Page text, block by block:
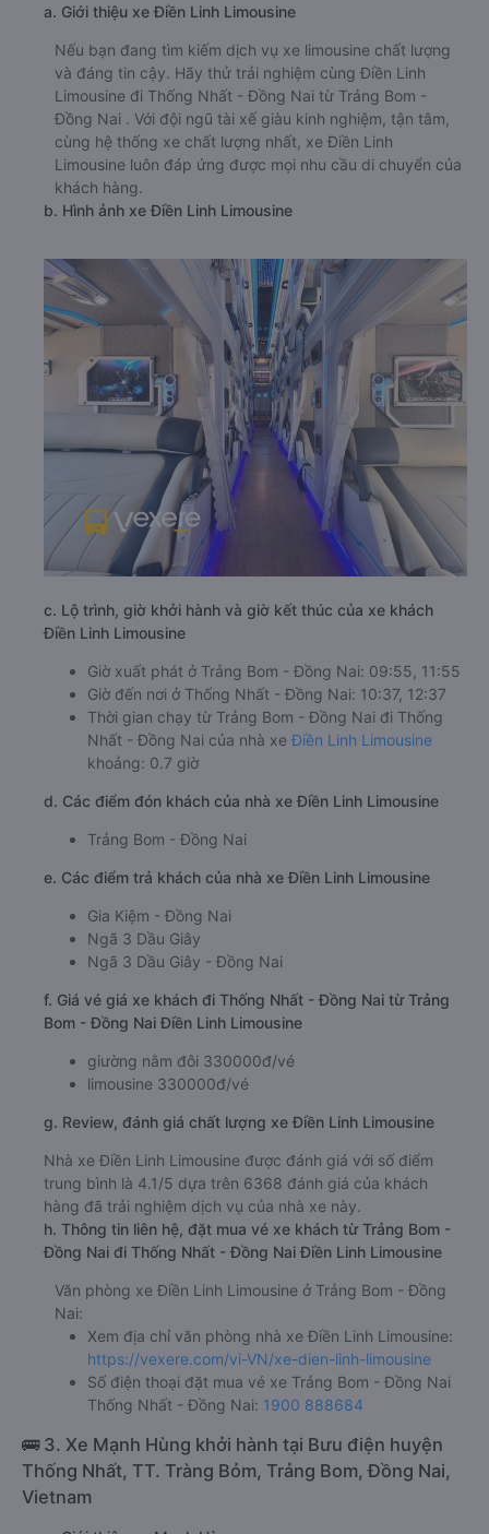
a. Giới thiệu xe Điền Linh Limousine
Nếu bạn đang tìm kiếm dịch vụ xe limousine chất lượng
và đáng tin cậy. Hãy thử trải nghiệm cùng Điền Linh
Limousine đi Thống Nhất - Đồng Nai từ Trảng Bom -
Đồng Nai . Với đội ngũ tài xế giàu kinh nghiệm, tận tâm,
cùng hệ thống xe chất lượng nhất, xe Điền Linh
Limousine luôn đáp ứng được mọi nhu cầu di chuyển của
khách hàng.
b. Hình ảnh xe Điền Linh Limousine
c. Lộ trình, giờ khởi hành và giờ kết thúc của xe khách
Điền Linh Limousine
Giờ xuất phát ở Trảng Bom - Đồng Nai: 09:55, 11:55
Giờ đến nơi ở Thống Nhất - Đồng Nai: 10:37, 12:37
Thời gian chạy từ Trảng Bom - Đồng Nai đi Thống
Nhất - Đồng Nai của nhà xe Điền Linh Limousine
khoảng: 0.7 giờ
d. Các điểm đón khách của nhà xe Điền Linh Limousine
Trảng Bom - Đồng Nai
e. Các điểm trả khách của nhà xe Điền Linh Limousine
Gia Kiệm - Đồng Nai
Ngã 3 Dầu Giây
Ngã 3 Dầu Giây - Đồng Nai
f. Giá vé giá xe khách đi Thống Nhất - Đồng Nai từ Trảng
Bom - Đồng Nai Điền Linh Limousine
giường nằm đôi 330000đ/vé
limousine 330000đ/vé
g. Review, đánh giá chất lượng xe Điền Linh Limousine
Nhà xe Điền Linh Limousine được đánh giá với số điểm
trung bình là 4.1/5 dựa trên 6368 đánh giá của khách
hàng đã trải nghiệm dịch vụ của nhà xe này.
h. Thông tin liên hệ, đặt mua vé xe khách từ Trảng Bom -
Đồng Nai đi Thống Nhất - Đồng Nai Điền Linh Limousine
Văn phòng xe Điền Linh Limousine ở Trảng Bom - Đồng
Nai:
Xem địa chỉ văn phòng nhà xe Điền Linh Limousine:
https://vexere.com/vi-VN/xe-dien-linh-limousine
Số điện thoại đặt mua vé xe Trảng Bom - Đồng Nai
Thống Nhất - Đồng Nai: 1900 888684
🚌 3. Xe Mạnh Hùng khởi hành tại Bưu điện huyện
Thống Nhất, TT. Tràng Bỏm, Trảng Bom, Đồng Nai,
Vietnam